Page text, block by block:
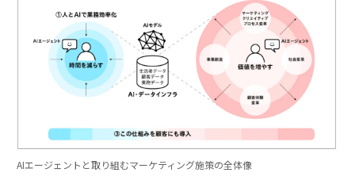
AIエージェントと取り組むマーケティング施策の全体像